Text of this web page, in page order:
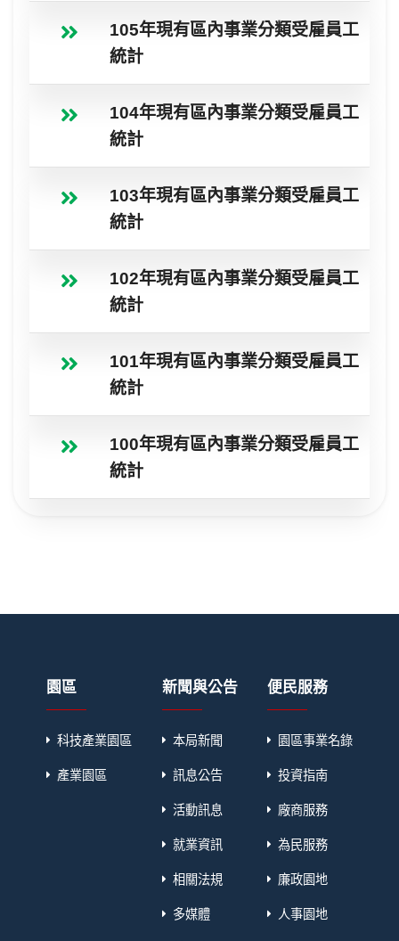
105年現有區內事業分類受雇員工
統計
104年現有區內事業分類受雇員工
統計
103年現有區內事業分類受雇員工
統計
102年現有區內事業分類受雇員工
統計
101年現有區內事業分類受雇員工
統計
100年現有區內事業分類受雇員工
統計
園區
科技產業園區
產業園區
新聞與公告
本局新聞
訊息公告
活動訊息
就業資訊
相關法規
多媒體
便民服務
園區事業名錄
投資指南
廠商服務
為民服務
廉政園地
人事園地